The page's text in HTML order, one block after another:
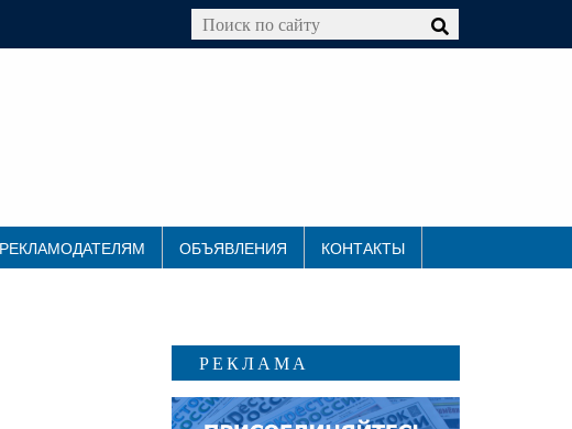
РЕКЛАМОДАТЕЛЯМ ОБЪЯВЛЕНИЯ КОНТАКТЫ
РЕКЛАМА